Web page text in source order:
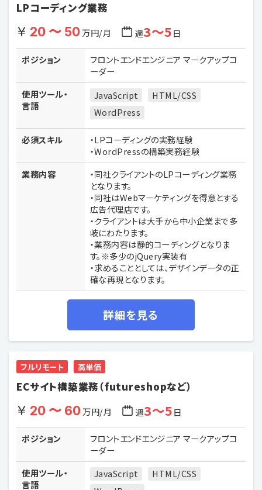
LPコーディング業務
20 〜 50万円/月 週3〜5日
ポジション
フロントエンドエンジニア マークアップコ
ーダー
使用ツール・
言語
JavaScript
HTML/CSS
WordPress
必須スキル
・LPコーディングの実務経験
・WordPressの構築実務経験
業務内容
・同社クライアントのLPコーディング業務
となります。
・同社はWebマーケティングを得意とする
広告代理店です。
・クライアントは大手から中小企業まで多
岐にわたります。
・業務内容は静的コーディングとなりま
す。※多少のjQuery実装有
・求めることとしては、デザインデータの正
確な再現となります。
詳細を見る
フルリモート 高単価
ECサイト構築業務（futureshopなど）
20 〜 60万円/月 週3〜5日
ポジション
フロントエンドエンジニア マークアップコ
ーダー
使用ツール・
言語
JavaScript
HTML/CSS